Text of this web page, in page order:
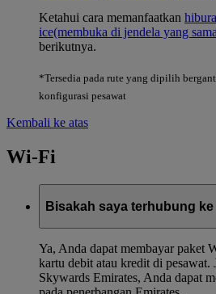
Ketahui cara memanfaatkan
ice(membuka di jendela yang
berikutnya.
*Tersedia pada rute yang dipilih
konfigurasi pesawat
Kembali ke atas
Wi-Fi
Bisakah saya terhubung
Ya, Anda dapat membayar paket
kartu debit atau kredit di pesawat.
Skywards Emirates, Anda dapat